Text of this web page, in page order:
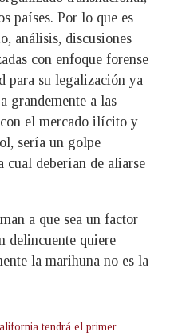
países. Por lo que es
análisis, discusiones
con enfoque forense
para su legalización ya
grandemente a las
el mercado ilícito y
sería un golpe
cual deberían de aliarse
a que sea un factor
delincuente quiere
la marihuna no es la
tendrá el primer